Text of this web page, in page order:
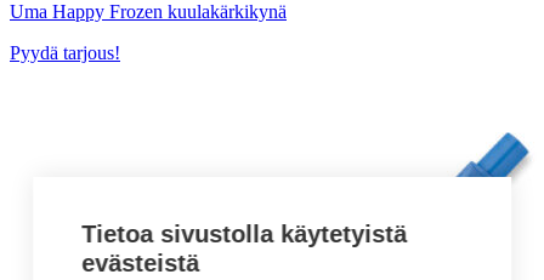
Uma Happy Frozen kuulakärkikynä
Pyydä tarjous!
Tietoa sivustolla käytetyistä
evästeistä